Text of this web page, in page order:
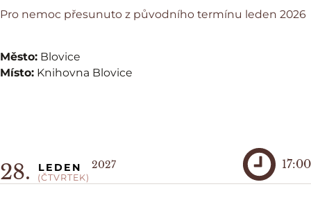
Pro nemoc přesunuto z původního termínu leden 2026
Město: Blovice
Místo: Knihovna Blovice
28. LEDEN
(ČTVRTEK)
2027 17:00